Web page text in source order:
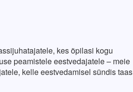
kes õpilasi kogu
peamistele eestvedajatele – meie
kelle eestvedamisel sündis taas